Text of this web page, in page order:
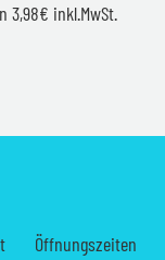
3,98€ inkl.MwSt.
Öffnungszeiten